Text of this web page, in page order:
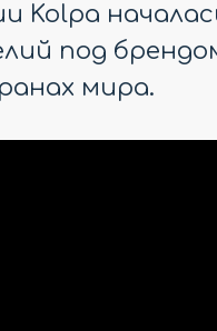
началась
под
мира.